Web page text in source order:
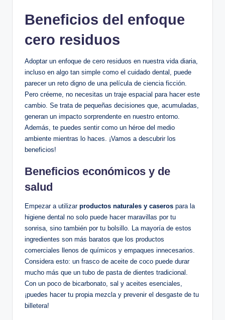
Beneficios del enfoque
cero residuos
Adoptar un enfoque de cero residuos en nuestra vida diaria,
incluso en algo tan simple como el cuidado dental, puede
parecer un reto digno de una película de ciencia ficción.
Pero créeme, no necesitas un traje espacial para hacer este
cambio. Se trata de pequeñas decisiones que, acumuladas,
generan un impacto sorprendente en nuestro entorno.
Además, te puedes sentir como un héroe del medio
ambiente mientras lo haces. ¡Vamos a descubrir los
beneficios!
Beneficios económicos y de
salud
Empezar a utilizar productos naturales y caseros para la
higiene dental no solo puede hacer maravillas por tu
sonrisa, sino también por tu bolsillo. La mayoría de estos
ingredientes son más baratos que los productos
comerciales llenos de químicos y empaques innecesarios.
Considera esto: un frasco de aceite de coco puede durar
mucho más que un tubo de pasta de dientes tradicional.
Con un poco de bicarbonato, sal y aceites esenciales,
¡puedes hacer tu propia mezcla y prevenir el desgaste de tu
billetera!